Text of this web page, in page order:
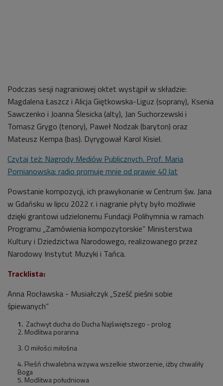
Podczas sesji nagraniowej oktet wystąpił w składzie:
Magdalena Łaszcz i Alicja Giętkowska-Liguz (soprany), Ksenia
Sawczenko i Joanna Ślesicka (alty), Jan Suchorzewski i
Tomasz Grygo (tenory), Paweł Nodzak (baryton) oraz
Mateusz Kempa (bas). Dyrygował Karol Kisiel.
Czytaj też: Nagrody Mediów Publicznych. Prof. Maria
Pomianowska: radio promuje mnie od prawie 40 lat
Powstanie kompozycji, ich prawykonanie w Centrum św. Jana
w Gdańsku w lipcu 2022 r. i nagranie płyty było możliwie
dzięki grantowi udzielonemu Fundacji Polihymnia w ramach
Programu „Zamówienia kompozytorskie” Ministerstwa
Kultury i Dziedzictwa Narodowego, realizowanego przez
Narodowy Instytut Muzyki i Tańca.
Tracklista:
Anna Rocławska - Musiałczyk „Sześć pieśni sobie
śpiewanych”
Zachwyt ducha do Ducha Najświętszego - prolog
2. Modlitwa poranna
3. O miłości miłośna
4. Pieśń chwalebna wzywa wszelkie stworzenie, iżby chwaliły
Boga
5. Modlitwa południowa